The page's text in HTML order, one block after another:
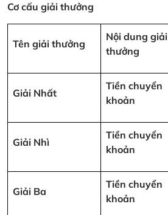
Cơ cấu giải thưởng
Tên giải thưởng
Nội dung giải
thưởng
Giải Nhất
Tiền chuyển
khoản
Giải Nhì
Tiền chuyển
khoản
Giải Ba
Tiền chuyển
khoản